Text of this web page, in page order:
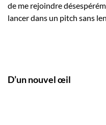
de me rejoindre
lancer dans un pitch sans
D’un nouvel œil